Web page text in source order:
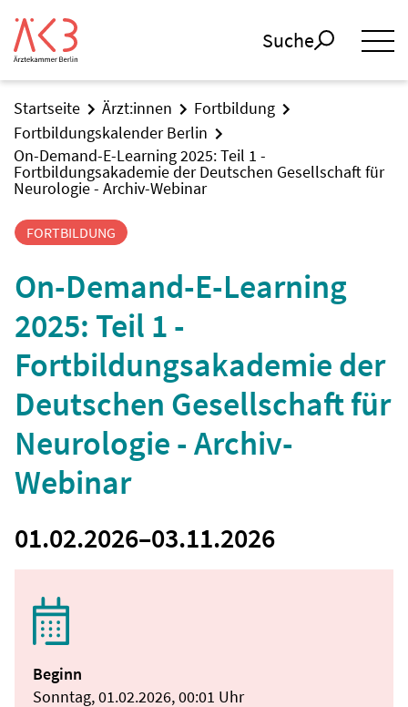
Suche
Startseite Ärzt:innen
Fortbildung
Fortbildungskalender Berlin
On-Demand-E-Learning 2025: Teil 1 -
Fortbildungsakademie der Deutschen Gesellschaft für
Neurologie - Archiv-Webinar
FORTBILDUNG
On-Demand-E-Learning
2025: Teil 1 -
Fortbildungsakademie der
Deutschen Gesellschaft für
Neurologie - Archiv-
Webinar
01.02.2026–03.11.2026
Beginn
Sonntag, 01.02.2026, 00:01 Uhr